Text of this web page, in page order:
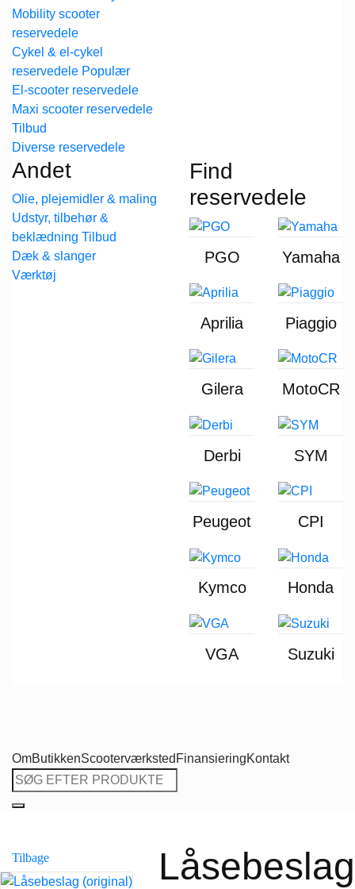
Mobility scooter
reservedele
Cykel & el-cykel
reservedele
El-scooter reservedele
Maxi scooter reservedele
Diverse reservedele
Andet
Olie, plejemidler & maling
Udstyr, tilbehør &
beklædning
Dæk & slanger
Værktøj
Find
reservedele
PGO Yamaha
Aprilia Piaggio
Gilera MotoCR
Derbi SYM
Peugeot CPI
Kymco Honda
VGA Suzuki
OmButikkenScooterværksted FinansieringKontakt
Søg
efter:
Tilbage
Låsebeslag